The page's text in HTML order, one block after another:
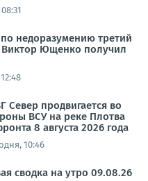
недоразумению третий
Виктор Ющенко получил
Север продвигается во
ВСУ на реке Плотва
8 августа 2026 года
10:46
сводка на утро 09.08.26